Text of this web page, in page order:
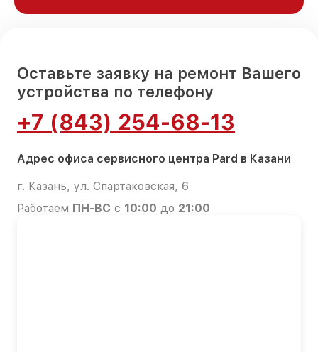
Оставьте заявку на ремонт Вашего
устройства по телефону
+7 (843) 254-68-13
Адрес офиса сервисного центра Pard в Казани
г. Казань, ул. Спартаковская, 6
Работаем ПН-ВС с 10:00 до 21:00